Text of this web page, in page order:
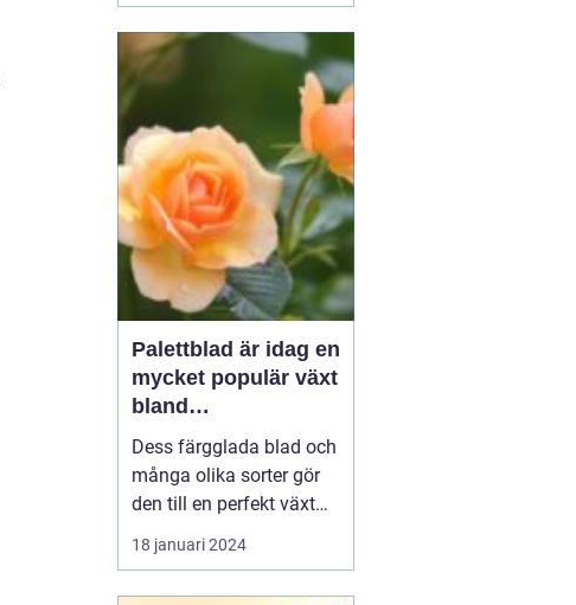
pianovärlden. Steinway-
pianon är inte bara
musikinstrument utan
även konstverk skapade
genom kombinationen
av tra...
Palettblad är idag en
mycket populär växt
bland
trädgårdsentusiaste
r och inom
inredning
Dess färgglada blad och
många olika sorter gör
den till en perfekt växt
att addera liv och färg till
både trädgårdar och
18 januari 2024